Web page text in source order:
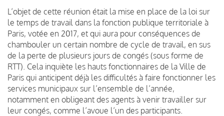
L’objet de cette réunion était la mise en place de la loi sur
le temps de travail dans la fonction publique territoriale à
Paris, votée en 2017, et qui aura pour conséquences de
chambouler un certain nombre de cycle de travail, en sus
de la perte de plusieurs jours de congés (sous forme de
RTT). Cela inquiète les hauts fonctionnaires de la Ville de
Paris qui anticipent déjà les difficultés à faire fonctionner les
services municipaux sur l’ensemble de l’année,
notamment en obligeant des agents à venir travailler sur
leur congés, comme l’avoue l’un des participants.